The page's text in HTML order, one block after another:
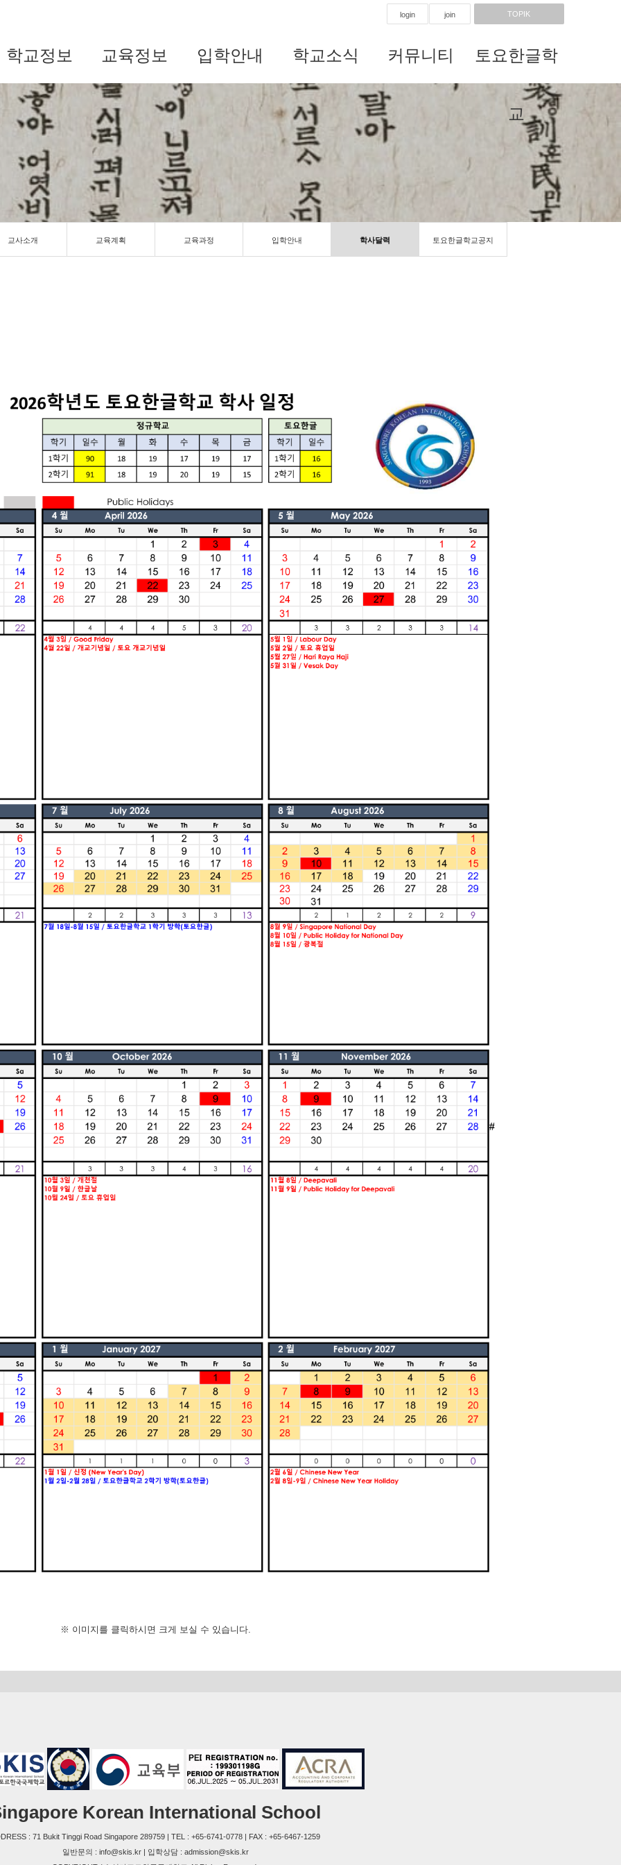
login join TOPIK
학교정보 교육정보 입학안내 학교소식 커뮤니티 토요한글학
교
교사소개 교육계획 교육과정 입학안내 학사달력 토요한글학교공지
※ 이미지를 클릭하시면 크게 보실 수 있습니다.
Korean International School
: 71 Bukit Tinggi Road Singapore 289759 | TEL : +65-6741-0778 | FAX : +65-6467-1259
일반문의 : info@skis.kr | 입학상담 : admission@skis.kr